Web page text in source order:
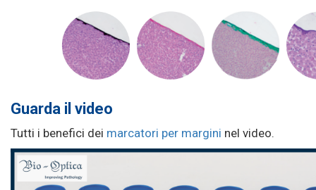
Guarda il video
Tutti i benefici dei marcatori per margini nel video.